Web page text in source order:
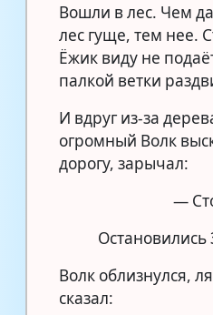
Вошли в лес. Чем
лес гуще, тем нее.
Ёжик виду не
палкой ветки
И вдруг из-за
огромный Волк
дорогу, зарычал:
—
Волк облизнулся,
сказал: